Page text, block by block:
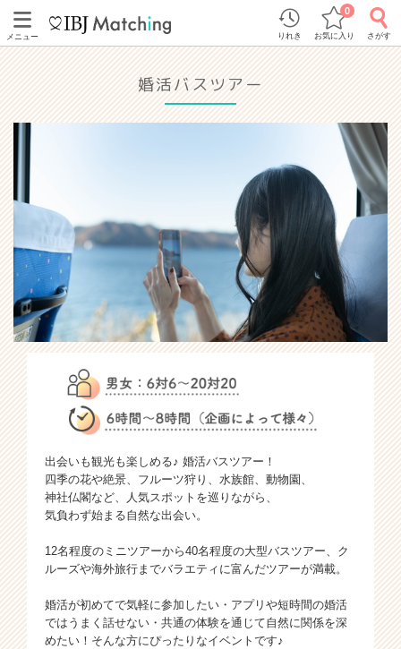
メニュー りれき お気に入り
0
さがす
婚活バスツアー
出会いも観光も楽しめる♪ 婚活バスツアー！
四季の花や絶景、フルーツ狩り、水族館、動物園、
神社仏閣など、人気スポットを巡りながら、
気負わず始まる自然な出会い。
12名程度のミニツアーから40名程度の大型バスツアー、ク
ルーズや海外旅行までバラエティに富んだツアーが満載。
婚活が初めてで気軽に参加したい・アプリや短時間の婚活
ではうまく話せない・共通の体験を通じて自然に関係を深
めたい！そんな方にぴったりなイベントです♪